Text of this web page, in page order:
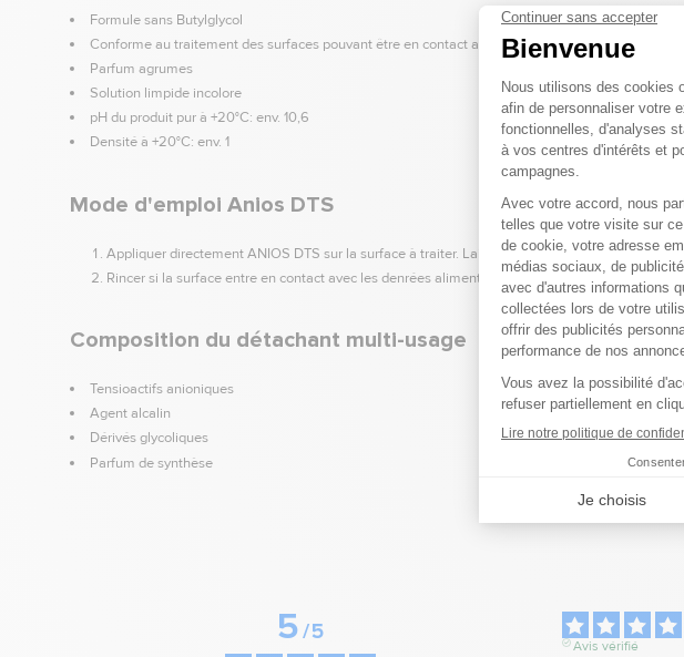
Formule sans Butylglycol
Conforme au traitement des surfaces pouvant être en contact avec les denrées alimentaires
Parfum agrumes
Solution limpide incolore
pH du produit pur à +20°C: env. 10,6
Densité à +20°C: env. 1
Mode d'emploi Anios DTS
Appliquer directement ANIOS DTS sur la surface à traiter. Laisser agir. Essuyer avec un
Rincer si la surface entre en contact avec les denrées alimentaires non emballées, la peau ou
Composition du détachant multi-usage
Tensioactifs anioniques
Agent alcalin
Dérivés glycoliques
Parfum de synthèse
5/5
Avis vérifié